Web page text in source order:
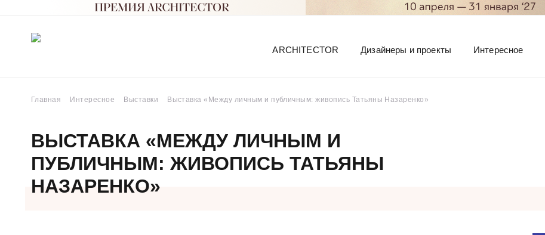
ARCHITECTOR Дизайнеры и проекты Интересное
Главная Интересное Выставки Выставка «Между личным и публичным: живопись Татьяны Назаренко»
ВЫСТАВКА «МЕЖДУ ЛИЧНЫМ И
ПУБЛИЧНЫМ: ЖИВОПИСЬ ТАТЬЯНЫ
НАЗАРЕНКО»